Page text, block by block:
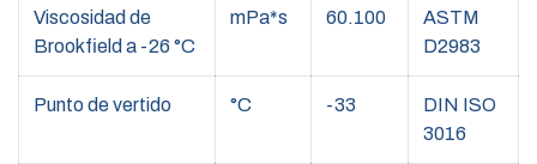
Viscosidad de
Brookfield a -26 °C
mPa*s 60.100
ASTM
D2983
Punto de vertido °C -33
DIN ISO
3016